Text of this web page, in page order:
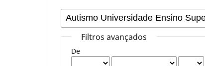
Filtros avançados
De